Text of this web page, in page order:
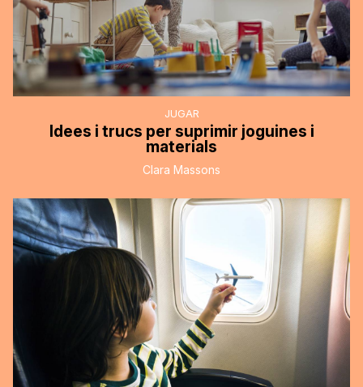
JUGAR
Idees i trucs per suprimir joguines i
materials
Clara Massons